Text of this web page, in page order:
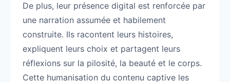
De plus, leur présence digital est renforcée par
une narration assumée et habilement
construite. Ils racontent leurs histoires,
expliquent leurs choix et partagent leurs
réflexions sur la pilosité, la beauté et le corps.
Cette humanisation du contenu captive les